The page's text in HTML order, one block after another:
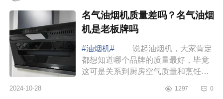
名气油烟机质量差吗？名气油烟
机是老板牌吗
#油烟机#
说起油烟机，大家肯定
都想知道哪个品牌的质量最好，毕竟
这可是关系到厨房空气质量和烹饪体
下名气油烟机质量差吗？名气油烟机
2024-10-28 1297 0